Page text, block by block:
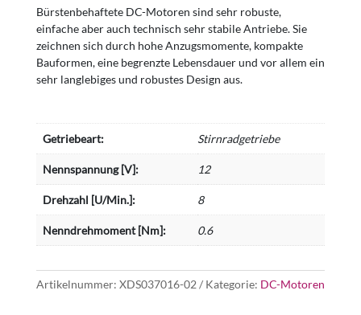
Bürstenbehaftete DC-Motoren sind sehr robuste,
einfache aber auch technisch sehr stabile Antriebe. Sie
zeichnen sich durch hohe Anzugsmomente, kompakte
Bauformen, eine begrenzte Lebensdauer und vor allem ein
sehr langlebiges und robustes Design aus.
Getriebeart: Stirnradgetriebe
Nennspannung [V]: 12
Drehzahl [U/Min.]: 8
Nenndrehmoment [Nm]: 0.6
Artikelnummer: XDS037016-02 Kategorie: DC-Motoren